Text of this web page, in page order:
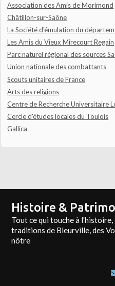
Association des Amis de Morimond
Châtillon-sur-Saône
La Société d'émulation du
Les Amis du Vieux Mirecourt Regain
Parc naturel régional des sources
Union nationale des combattants
Scouts unitaires de France
Arts des religions
Centre de Recherche Universitaire
Cercle d'études locales du Toulois
Gallica
Histoire &
Tout ce qui touche à
traditions de Bleurville, des
nôtre